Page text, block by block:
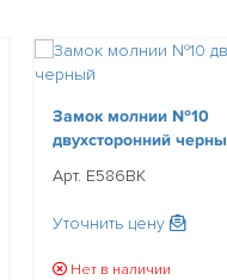
Замок молнии №10
двухсторонний
Арт. E586BK
Уточнить цену
Нет в наличии